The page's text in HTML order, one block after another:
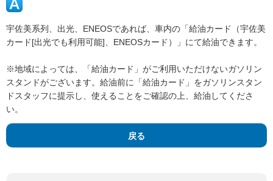
宇佐美系列、出光、ENEOSであれば、車内の「給油カード（宇佐美
カード[出光でも利用可能]、ENEOSカード）」にて給油できます。
※地域によっては、「給油カード」がご利用いただけないガソリン
スタンドがございます。給油前に「給油カード」をガソリンスタン
ドスタッフに提示し、使えることをご確認の上、給油してくださ
い。
戻る